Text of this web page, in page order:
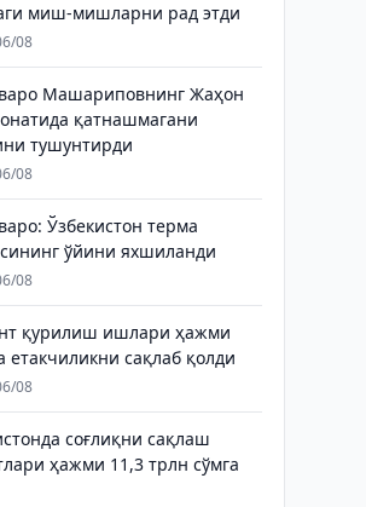
миш-мишларни рад этди
08
Машариповнинг Жаҳон
қатнашмагани
тушунтирди
08
Ўзбекистон терма
ўйини яхшиланди
08
қурилиш ишлари ҳажми
етакчиликни сақлаб қолди
08
соғлиқни сақлаш
ҳажми 11,3 трлн сўмга